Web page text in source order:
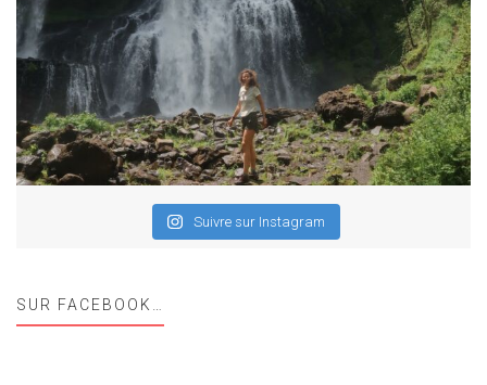
Suivre sur Instagram
SUR FACEBOOK…